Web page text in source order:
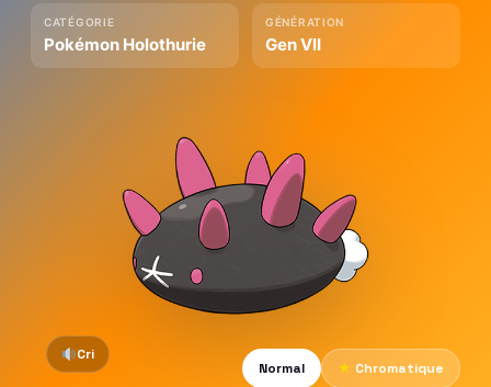
CATÉGORIE
Pokémon Holothurie
GÉNÉRATION
Gen VII
Cri
Normal
★ Chromatique